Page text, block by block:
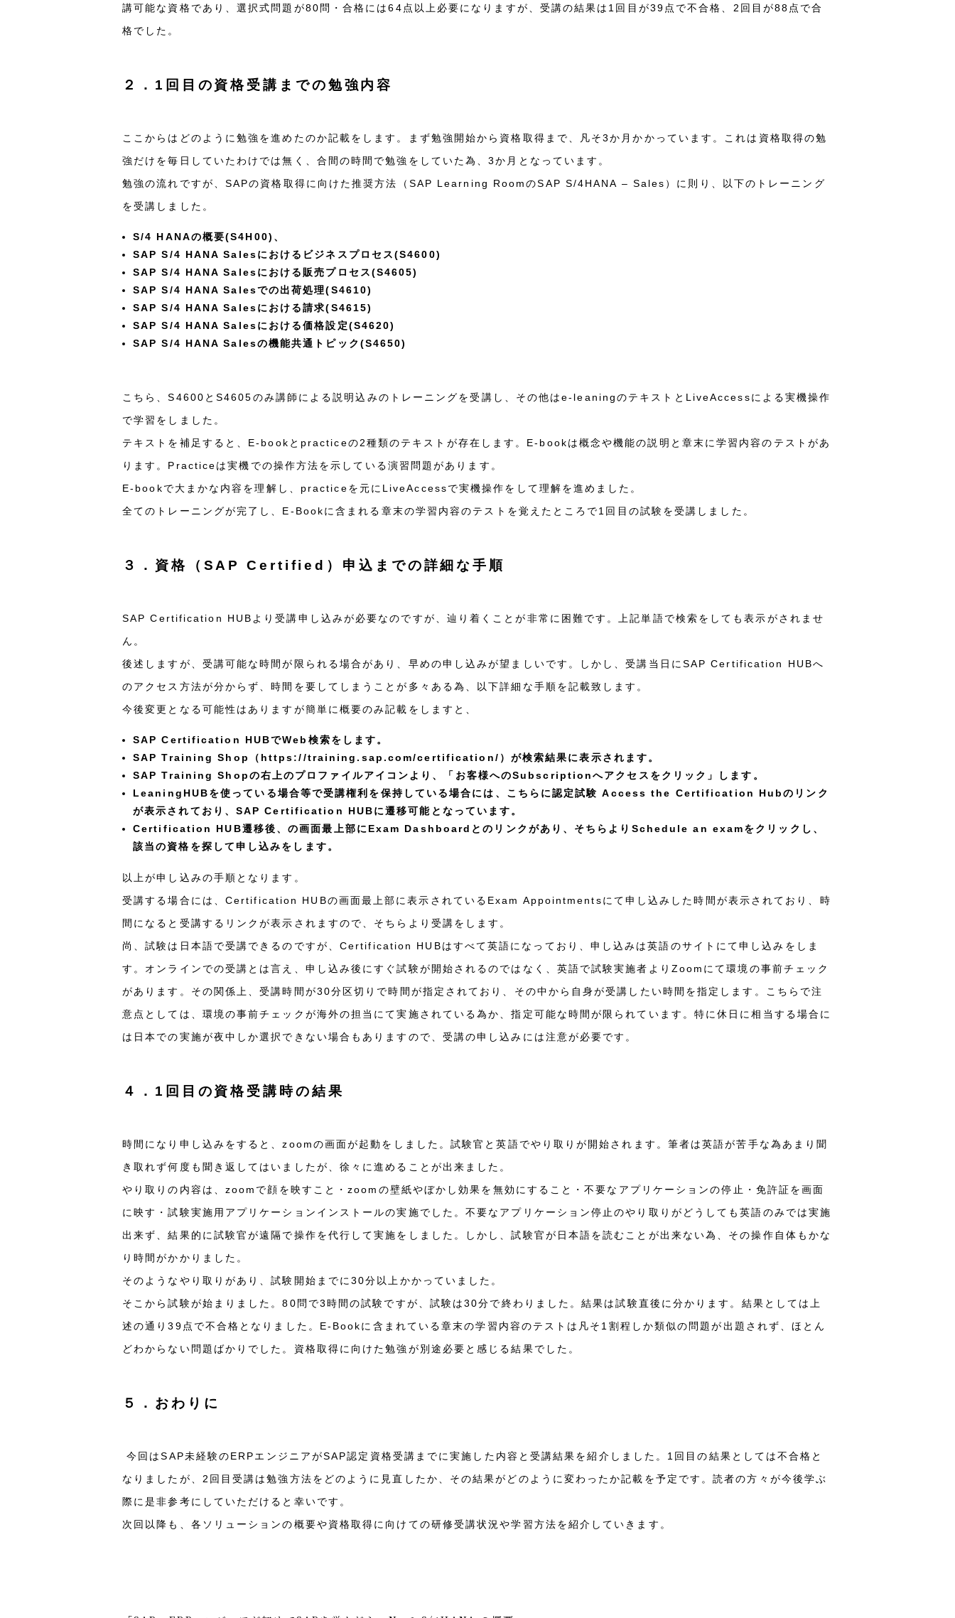
講可能な資格であり、選択式問題が80問・合格には64点以上必要になりますが、受講の結果は1回目が39点で不合格、2回目が88点で合
格でした。
２．1回目の資格受講までの勉強内容
ここからはどのように勉強を進めたのか記載をします。まず勉強開始から資格取得まで、凡そ3か月かかっています。これは資格取得の勉
強だけを毎日していたわけでは無く、合間の時間で勉強をしていた為、3か月となっています。
勉強の流れですが、SAPの資格取得に向けた推奨方法（SAP Learning RoomのSAP S/4HANA – Sales）に則り、以下のトレーニング
を受講しました。
S/4 HANAの概要(S4H00)、
SAP S/4 HANA Salesにおけるビジネスプロセス(S4600)
SAP S/4 HANA Salesにおける販売プロセス(S4605)
SAP S/4 HANA Salesでの出荷処理(S4610)
SAP S/4 HANA Salesにおける請求(S4615)
SAP S/4 HANA Salesにおける価格設定(S4620)
SAP S/4 HANA Salesの機能共通トピック(S4650)
こちら、S4600とS4605のみ講師による説明込みのトレーニングを受講し、その他はe-leaningのテキストとLiveAccessによる実機操作
で学習をしました。
テキストを補足すると、E-bookとpracticeの2種類のテキストが存在します。E-bookは概念や機能の説明と章末に学習内容のテストがあ
ります。Practiceは実機での操作方法を示している演習問題があります。
E-bookで大まかな内容を理解し、practiceを元にLiveAccessで実機操作をして理解を進めました。
全てのトレーニングが完了し、E-Bookに含まれる章末の学習内容のテストを覚えたところで1回目の試験を受講しました。
３．資格（SAP Certified）申込までの詳細な手順
SAP Certification HUBより受講申し込みが必要なのですが、辿り着くことが非常に困難です。上記単語で検索をしても表示がされませ
ん。
後述しますが、受講可能な時間が限られる場合があり、早めの申し込みが望ましいです。しかし、受講当日にSAP Certification HUBへ
のアクセス方法が分からず、時間を要してしまうことが多々ある為、以下詳細な手順を記載致します。
今後変更となる可能性はありますが簡単に概要のみ記載をしますと、
SAP Certification HUBでWeb検索をします。
SAP Training Shop（https://training.sap.com/certification/）が検索結果に表示されます。
SAP Training Shopの右上のプロファイルアイコンより、「お客様へのSubscriptionへアクセスをクリック」します。
LeaningHUBを使っている場合等で受講権利を保持している場合には、こちらに認定試験 Access the Certification Hubのリンク
が表示されており、SAP Certification HUBに遷移可能となっています。
Certification HUB遷移後、の画面最上部にExam Dashboardとのリンクがあり、そちらよりSchedule an examをクリックし、
該当の資格を探して申し込みをします。
以上が申し込みの手順となります。
受講する場合には、Certification HUBの画面最上部に表示されているExam Appointmentsにて申し込みした時間が表示されており、時
間になると受講するリンクが表示されますので、そちらより受講をします。
尚、試験は日本語で受講できるのですが、Certification HUBはすべて英語になっており、申し込みは英語のサイトにて申し込みをしま
す。オンラインでの受講とは言え、申し込み後にすぐ試験が開始されるのではなく、英語で試験実施者よりZoomにて環境の事前チェック
があります。その関係上、受講時間が30分区切りで時間が指定されており、その中から自身が受講したい時間を指定します。こちらで注
意点としては、環境の事前チェックが海外の担当にて実施されている為か、指定可能な時間が限られています。特に休日に相当する場合に
は日本での実施が夜中しか選択できない場合もありますので、受講の申し込みには注意が必要です。
４．1回目の資格受講時の結果
時間になり申し込みをすると、zoomの画面が起動をしました。試験官と英語でやり取りが開始されます。筆者は英語が苦手な為あまり聞
き取れず何度も聞き返してはいましたが、徐々に進めることが出来ました。
やり取りの内容は、zoomで顔を映すこと・zoomの壁紙やぼかし効果を無効にすること・不要なアプリケーションの停止・免許証を画面
に映す・試験実施用アプリケーションインストールの実施でした。不要なアプリケーション停止のやり取りがどうしても英語のみでは実施
出来ず、結果的に試験官が遠隔で操作を代行して実施をしました。しかし、試験官が日本語を読むことが出来ない為、その操作自体もかな
り時間がかかりました。
そのようなやり取りがあり、試験開始までに30分以上かかっていました。
そこから試験が始まりました。80問で3時間の試験ですが、試験は30分で終わりました。結果は試験直後に分かります。結果としては上
述の通り39点で不合格となりました。E-Bookに含まれている章末の学習内容のテストは凡そ1割程しか類似の問題が出題されず、ほとん
どわからない問題ばかりでした。資格取得に向けた勉強が別途必要と感じる結果でした。
５．おわりに
今回はSAP未経験のERPエンジニアがSAP認定資格受講までに実施した内容と受講結果を紹介しました。1回目の結果としては不合格と
なりましたが、2回目受講は勉強方法をどのように見直したか、その結果がどのように変わったか記載を予定です。読者の方々が今後学ぶ
際に是非参考にしていただけると幸いです。
次回以降も、各ソリューションの概要や資格取得に向けての研修受講状況や学習方法を紹介していきます。